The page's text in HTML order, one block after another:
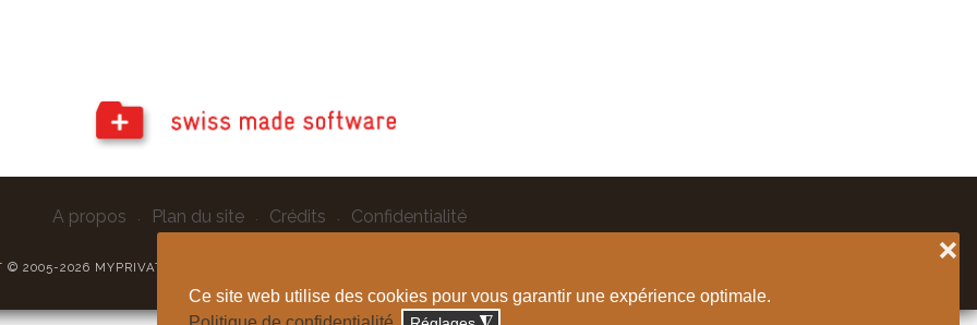
Ce site web utilise des cookies pour vous garantir une expérience optimale.
❌
A propos Plan du site Crédits Confidentialité
© 2005-2026 MYPRIVATE.CH - TOUS DROITS RÉSERVÉS | SITE INTERNET: